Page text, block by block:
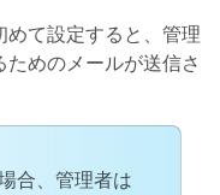
て設定すると、管理
めのメールが送信さ
合、管理者は